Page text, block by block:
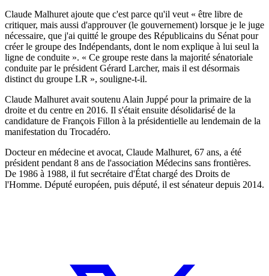
Claude Malhuret ajoute que c'est parce qu'il veut « être libre de
critiquer, mais aussi d'approuver (le gouvernement) lorsque je le juge
nécessaire, que j'ai quitté le groupe des Républicains du Sénat pour
créer le groupe des Indépendants, dont le nom explique à lui seul la
ligne de conduite ». « Ce groupe reste dans la majorité sénatoriale
conduite par le président Gérard Larcher, mais il est désormais
distinct du groupe LR », souligne-t-il.
Claude Malhuret avait soutenu Alain Juppé pour la primaire de la
droite et du centre en 2016. Il s'était ensuite désolidarisé de la
candidature de François Fillon à la présidentielle au lendemain de la
manifestation du Trocadéro.
Docteur en médecine et avocat, Claude Malhuret, 67 ans, a été
président pendant 8 ans de l'association Médecins sans frontières.
De 1986 à 1988, il fut secrétaire d'État chargé des Droits de
l'Homme. Député européen, puis député, il est sénateur depuis 2014.